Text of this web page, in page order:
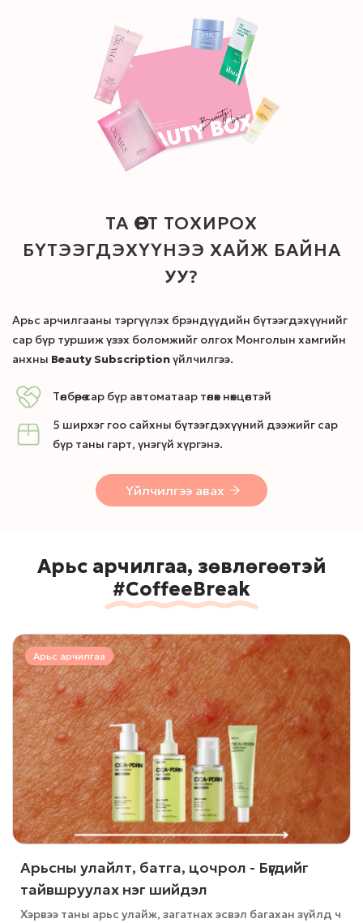
ТА ӨӨРТ ТОХИРОХ
БҮТЭЭГДЭХҮҮНЭЭ ХАЙЖ БАЙНА
УУ?
Арьс арчилгааны тэргүүлэх брэндүүдийн бүтээгдэхүүнийг
сар бүр туршиж үзэх боломжийг олгох Монголын хамгийн
анхны Beauty Subscriptionүйлчилгээ.
Төлбөрөө сар бүр автоматаар төлөх нөхцөлтэй
5 ширхэг гоо сайхны бүтээгдэхүүний дээжийг сар
бүр таны гарт, үнэгүй хүргэнэ.
Үйлчилгээ авах
Арьс арчилгаа, зөвлөгөөтэй
#CoffeeBreak
Арьс арчилгаа
Арьсны улайлт, батга, цочрол - Бүгдийг
тайвшруулах нэг шийдэл
Хэрвээ таны арьс улайж, загатнах эсвэл багахан зүйлд ч